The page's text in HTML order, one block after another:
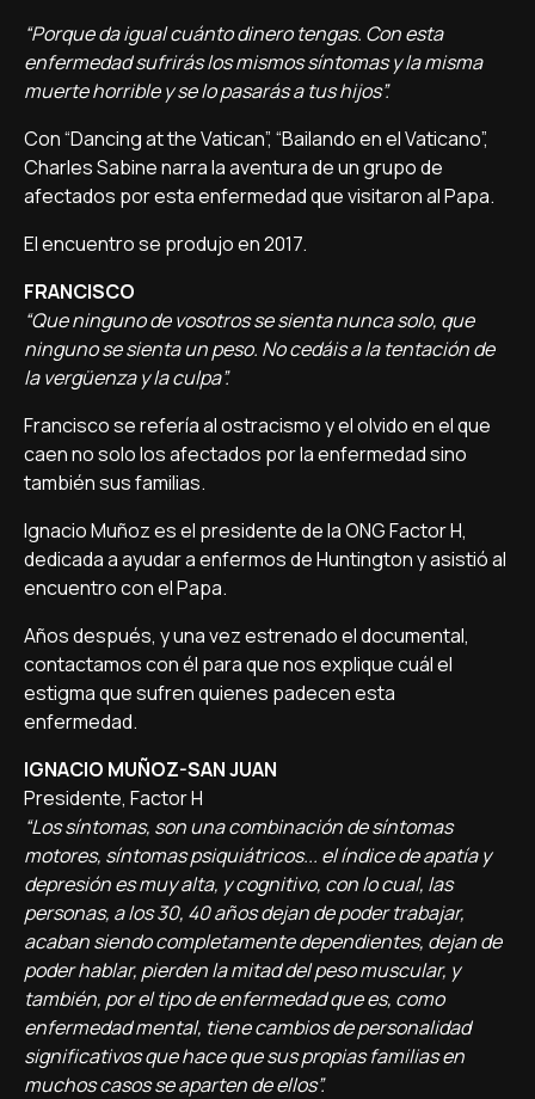
“Porque da igual cuánto dinero tengas. Con esta
enfermedad sufrirás los mismos síntomas y la misma
muerte horrible y se lo pasarás a tus hijos”.
Con “Dancing at the Vatican”, “Bailando en el Vaticano”,
Charles Sabine narra la aventura de un grupo de
afectados por esta enfermedad que visitaron al Papa.
El encuentro se produjo en 2017.
FRANCISCO
“Que ninguno de vosotros se sienta nunca solo, que
ninguno se sienta un peso. No cedáis a la tentación de
la vergüenza y la culpa”.
Francisco se refería al ostracismo y el olvido en el que
caen no solo los afectados por la enfermedad sino
también sus familias.
Ignacio Muñoz es el presidente de la ONG Factor H,
dedicada a ayudar a enfermos de Huntington y asistió al
encuentro con el Papa.
Años después, y una vez estrenado el documental,
contactamos con él para que nos explique cuál el
estigma que sufren quienes padecen esta
enfermedad.
IGNACIO MUÑOZ-SAN JUAN
Presidente, Factor H
“Los síntomas, son una combinación de síntomas
motores, síntomas psiquiátricos... el índice de apatía y
depresión es muy alta, y cognitivo, con lo cual, las
personas, a los 30, 40 años dejan de poder trabajar,
acaban siendo completamente dependientes, dejan de
poder hablar, pierden la mitad del peso muscular, y
también, por el tipo de enfermedad que es, como
enfermedad mental, tiene cambios de personalidad
significativos que hace que sus propias familias en
muchos casos se aparten de ellos”.